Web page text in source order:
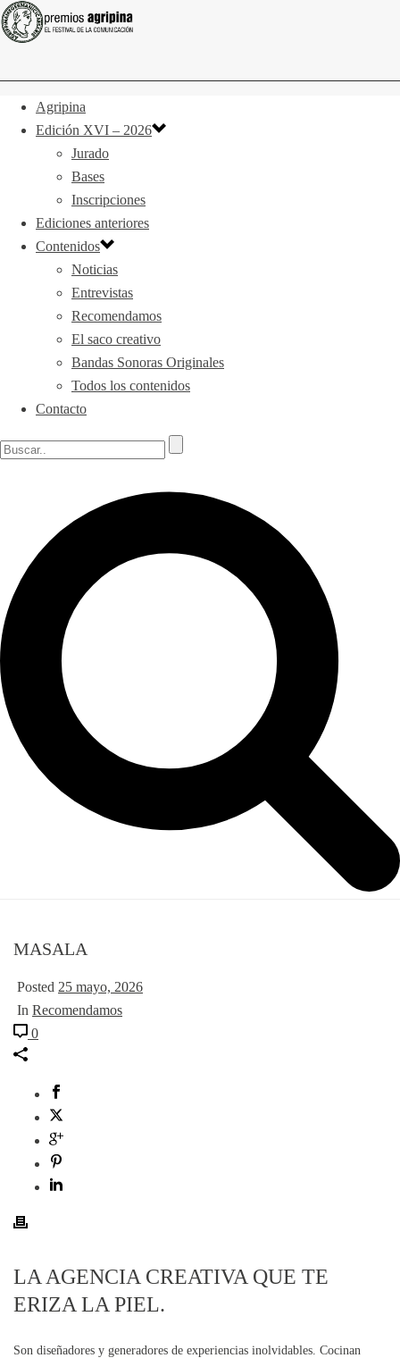
Agripina
Edición XVI – 2026
Jurado
Bases
Inscripciones
Ediciones anteriores
Contenidos
Noticias
Entrevistas
Recomendamos
El saco creativo
Bandas Sonoras Originales
Todos los contenidos
Contacto
MASALA
Posted 25 mayo, 2026
In Recomendamos
0
LA AGENCIA CREATIVA QUE TE
ERIZA LA PIEL.
Son diseñadores y generadores de experiencias inolvidables. Cocinan